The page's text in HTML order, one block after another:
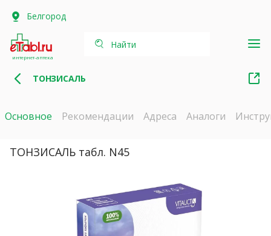
Белгород
интернет-аптека
Найти
ТОНЗИСАЛЬ
Основное Рекомендации Адреса Аналоги
ТОНЗИСАЛЬ табл. N45